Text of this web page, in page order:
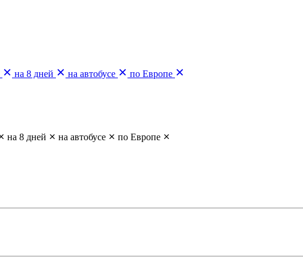
на 8 дней на автобусе
по Европе
на 8 дней на автобусе
по Европе